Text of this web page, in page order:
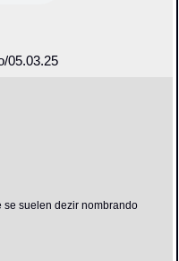
05.03.25
se suelen dezir nombrando